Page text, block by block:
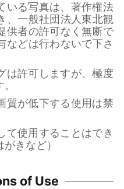
いる写真は、著作権法
、一般社団法人東北観
供者の許可なく無断で
などは行わないで下さ
は許可しますが、極度
質が低下する使用は禁
て使用することはでき
きなど）
of Use